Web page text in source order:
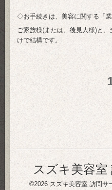
◇お手続きは、美容に関する「業
ご家族様(または、後見人様)と
けで結構です。
スズキ美容
©2026 スズキ美容室 訪問サ